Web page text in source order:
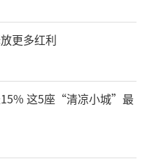
更多红利
15% 这5座“清凉小城”最